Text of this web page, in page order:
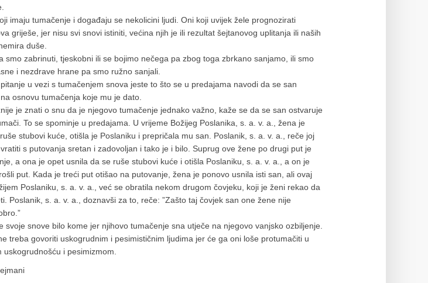
imaju tumačenje i događaju se nekolicini ljudi. Oni koji uvijek žele prognozirati
griješe, jer nisu svi snovi istiniti, većina njih je ili rezultat šejtanovog uplitanja ili naših
duše.
smo zabrinuti, tjeskobni ili se bojimo nečega pa zbog toga zbrkano sanjamo, ili smo
i nezdrave hrane pa smo ružno sanjali.
u vezi s tumačenjem snova jeste to što se u predajama navodi da se san
osnovu tumačenja koje mu je dato.
je znati o snu da je njegovo tumačenje jednako važno, kaže se da se san ostvaruje
To se spominje u predajama. U vrijeme Božijeg Poslanika, s. a. v. a., žena je
stubovi kuće, otišla je Poslaniku i prepričala mu san. Poslanik, s. a. v. a., reče joj
s putovanja sretan i zadovoljan i tako je i bilo. Suprug ove žene po drugi put je
a ona je opet usnila da se ruše stubovi kuće i otišla Poslaniku, s. a. v. a., a on je
put. Kada je treći put otišao na putovanje, žena je ponovo usnila isti san, ali ovaj
Poslaniku, s. a. v. a., već se obratila nekom drugom čovjeku, koji je ženi rekao da
Poslanik, s. a. v. a., doznavši za to, reče: ”Zašto taj čovjek san one žene nije
svoje snove bilo kome jer njihovo tumačenje sna utječe na njegovo vanjsko ozbiljenje.
treba govoriti uskogrudnim i pesimističnim ljudima jer će ga oni loše protumačiti u
uskogrudnošću i pesimizmom.